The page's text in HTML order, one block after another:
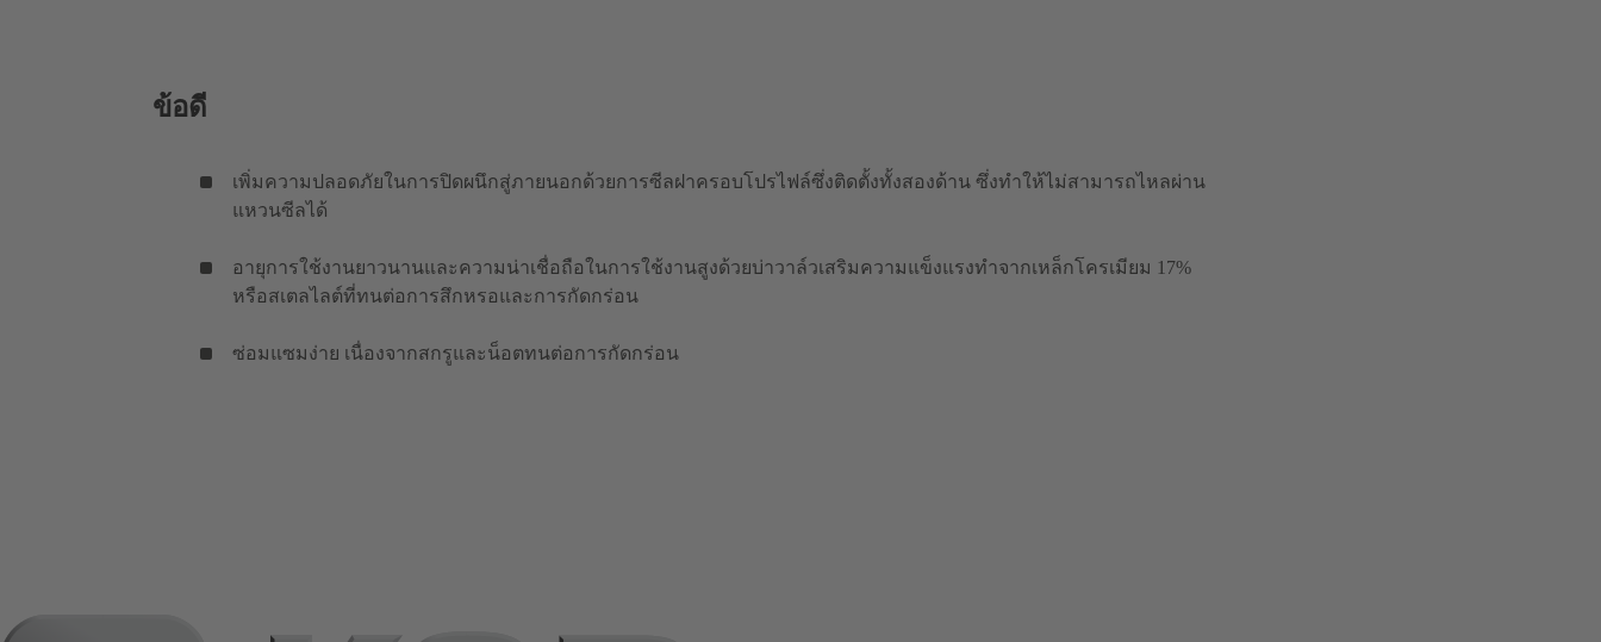
ข้อดี
เพิ่มความปลอดภัยในการปิดผนึกสู่ภายนอกด้วยการซีลฝาครอบโปรไฟล์ซึ่งติดตั้งทั้งสองด้าน ซึ่งทำให้ไม่สามารถไหลผ่าน
แหวนซีลได้
อายุการใช้งานยาวนานและความน่าเชื่อถือในการใช้งานสูงด้วยบ่าวาล์วเสริมความแข็งแรงทำจากเหล็กโครเมียม 17%
หรือสเตลไลต์ที่ทนต่อการสึกหรอและการกัดกร่อน
ซ่อมแซมง่าย เนื่องจากสกรูและน็อตทนต่อการกัดกร่อน